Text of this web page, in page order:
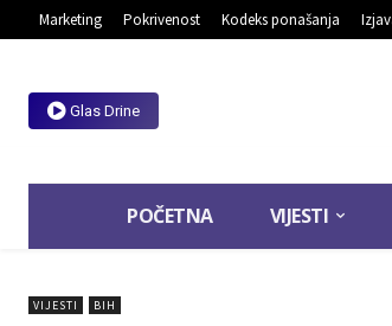
Marketing Pokrivenost Kodeks ponašanja
Glas Drine
POČETNA VIJESTI
VIJESTI BIH